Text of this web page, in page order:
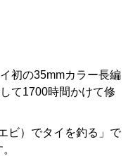
初の35mmカラー長編
て1700時間かけて修
ビ）でタイを釣る」で